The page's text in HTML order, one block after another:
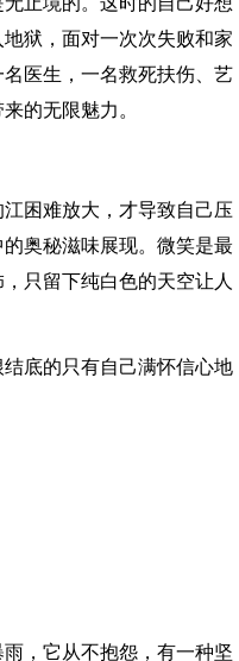
狱，面对一次次失败和家
医生，一名救死扶伤、艺
的无限魅力。
困难放大，才导致自己压
奥秘滋味展现。微笑是最
只留下纯白色的天空让人
底的只有自己满怀信心地
，它从不抱怨，有一种坚